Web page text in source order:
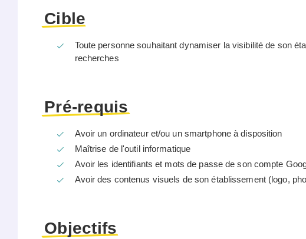
Cible
Toute personne souhaitant dynamiser la visibilité de son
recherches
Pré-requis
Avoir un ordinateur et/ou un smartphone à disposition
Maîtrise de l'outil informatique
Avoir les identifiants et mots de passe de son compte
Avoir des contenus visuels de son établissement (logo,
Objectifs